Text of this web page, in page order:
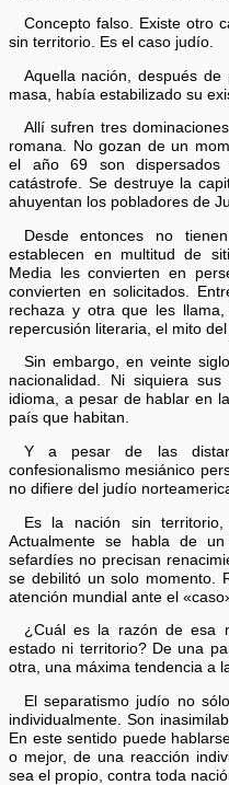
Concepto falso. Existe otro
sin territorio. Es el caso judío.
Aquella nación, después de
masa, había estabilizado su
Allí sufren tres
romana. No gozan de un
el año 69 son
catástrofe. Se destruye la
ahuyentan los pobladores de
Desde entonces no
establecen en multitud de
Media les convierten en
convierten en solicitados.
rechaza y otra que les
repercusión literaria, el mito
Sin embargo, en veinte
nacionalidad. Ni siquiera
idioma, a pesar de hablar en
país que habitan.
Y a pesar de las
confesionalismo mesiánico
no difiere del judío
Es la nación sin
Actualmente se habla de
sefardíes no precisan
se debilitó un solo momento.
atención mundial ante el
¿Cuál es la razón de esa
estado ni territorio? De una
otra, una máxima tendencia a
El separatismo judío no
individualmente. Son
En este sentido puede
o mejor, de una reacción
sea el propio, contra toda